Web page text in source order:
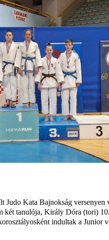
Kata Bajnokság
tanulója, Király Dóra (tori)
indultak a